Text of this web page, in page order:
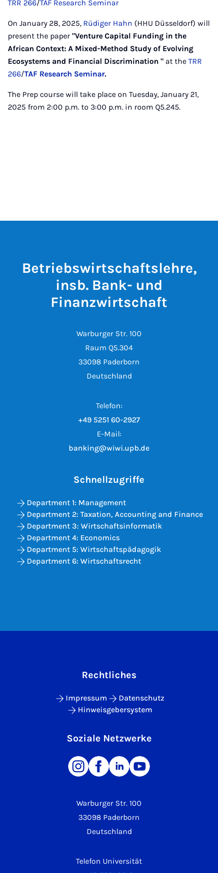
TRR 266/TAF Research Seminar
On January 28, 2025, Rüdiger Hahn (HHU Düsseldorf) will
present the paper "Venture Capital Funding in the
African Context: A Mixed-Method Study of Evolving
Ecosystems and Financial Discrimination " at the TRR
266/TAF Research Seminar.
The Prep course will take place on Tuesday, January 21,
2025 from 2:00 p.m. to 3:00 p.m. in room Q5.245.
Betriebswirtschaftslehre,
insb. Bank- und
Finanzwirtschaft
Warburger Str. 100
Raum Q5.304
33098 Paderborn
Deutschland
Telefon:
+49 5251 60-2927
E-Mail:
banking@wiwi.upb.de
Schnellzugriffe
Department 1: Management
Department 2: Taxation, Accounting and Finance
Department 3: Wirtschaftsinformatik
Department 4: Economics
Department 5: Wirtschaftspädagogik
Department 6: Wirtschaftsrecht
Warburger Str. 100
33098 Paderborn
Deutschland
Telefon Universität
Rechtliches
Impressum
Datenschutz
Hinweisgebersystem
Soziale Netzwerke